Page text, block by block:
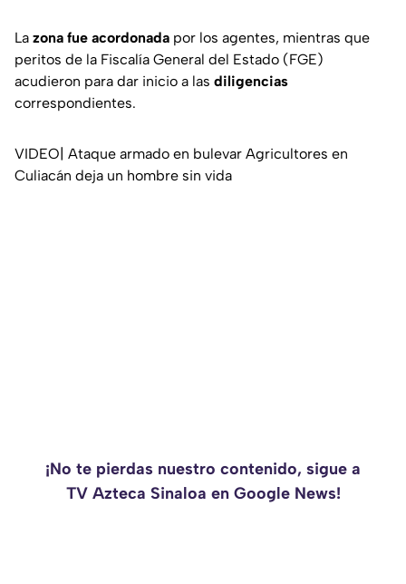
La zona fue acordonada por los agentes, mientras que
peritos de la Fiscalía General del Estado (FGE)
acudieron para dar inicio a las diligencias
correspondientes.
VIDEO| Ataque armado en bulevar Agricultores en
Culiacán deja un hombre sin vida
¡No te pierdas nuestro contenido, sigue a
TV Azteca Sinaloa en Google News!